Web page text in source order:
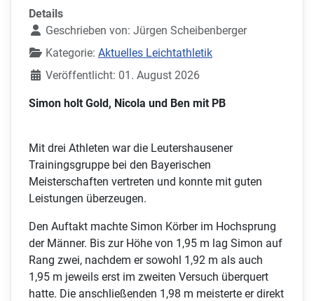
Details
Geschrieben von: Jürgen Scheibenberger
Kategorie: Aktuelles Leichtathletik
Veröffentlicht: 01. August 2026
Simon holt Gold, Nicola und Ben mit PB
Mit drei Athleten war die Leutershausener
Trainingsgruppe bei den Bayerischen
Meisterschaften vertreten und konnte mit guten
Leistungen überzeugen.
Den Auftakt machte Simon Körber im Hochsprung
der Männer. Bis zur Höhe von 1,95 m lag Simon auf
Rang zwei, nachdem er sowohl 1,92 m als auch
1,95 m jeweils erst im zweiten Versuch überquert
hatte. Die anschließenden 1,98 m meisterte er direkt